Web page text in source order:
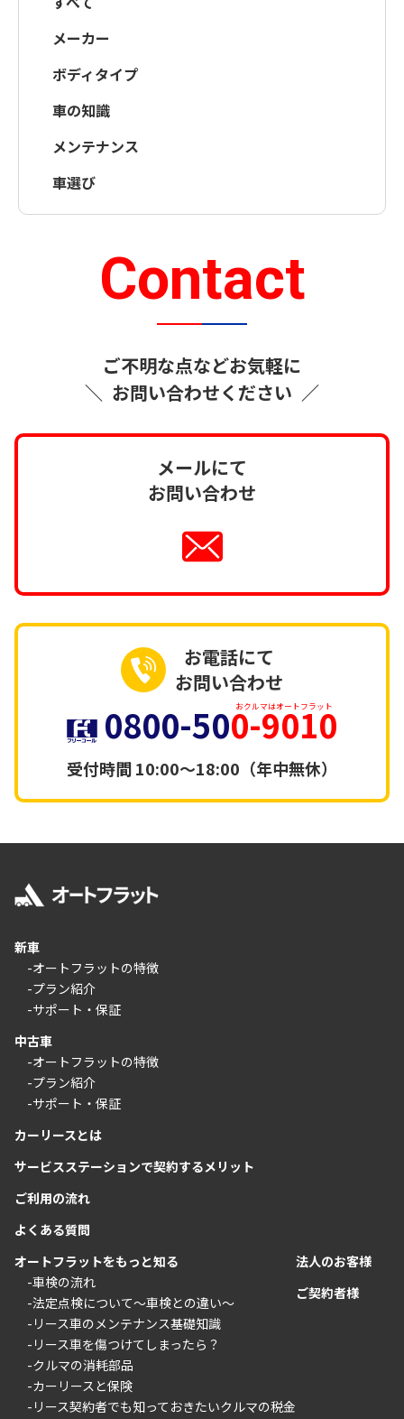
メーカー
ボディタイプ
車の知識
メンテナンス
車選び
Contact
＼
ご不明な点などお気軽に
お問い合わせください ／
メールにて
お問い合わせ
お電話にて
お問い合わせ
0800-500-9010
おクルマはオートフラット
受付時間10:00～18:00（年中無休）
新車
-オートフラットの特徴
-プラン紹介
-サポート・保証
中古車
-オートフラットの特徴
-プラン紹介
-サポート・保証
カーリースとは
サービスステーションで契約するメリット
ご利用の流れ
よくある質問
オートフラットをもっと知る
-車検の流れ
-法定点検について〜車検との違い〜
-リース車のメンテナンス基礎知識
-リース車を傷つけてしまったら？
-クルマの消耗部品
-カーリースと保険
-リース契約者でも知っておきたいクルマの税金
法人のお客様
ご契約者様